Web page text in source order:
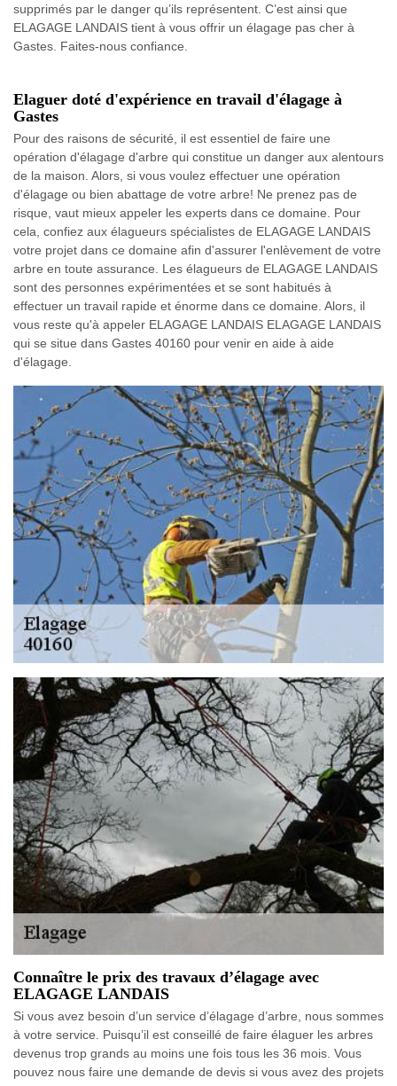
supprimés par le danger qu’ils représentent. C’est ainsi que
ELAGAGE LANDAIS tient à vous offrir un élagage pas cher à
Gastes. Faites-nous confiance.
Elaguer doté d'expérience en travail d'élagage à
Gastes
Pour des raisons de sécurité, il est essentiel de faire une
opération d'élagage d'arbre qui constitue un danger aux alentours
de la maison. Alors, si vous voulez effectuer une opération
d'élagage ou bien abattage de votre arbre! Ne prenez pas de
risque, vaut mieux appeler les experts dans ce domaine. Pour
cela, confiez aux élagueurs spécialistes de ELAGAGE LANDAIS
votre projet dans ce domaine afin d'assurer l'enlèvement de votre
arbre en toute assurance. Les élagueurs de ELAGAGE LANDAIS
sont des personnes expérimentées et se sont habitués à
effectuer un travail rapide et énorme dans ce domaine. Alors, il
vous reste qu'à appeler ELAGAGE LANDAIS ELAGAGE LANDAIS
qui se situe dans Gastes 40160 pour venir en aide à aide
d'élagage.
Connaître le prix des travaux d’élagage avec
ELAGAGE LANDAIS
Si vous avez besoin d’un service d’élagage d’arbre, nous sommes
à votre service. Puisqu’il est conseillé de faire élaguer les arbres
devenus trop grands au moins une fois tous les 36 mois. Vous
pouvez nous faire une demande de devis si vous avez des projets